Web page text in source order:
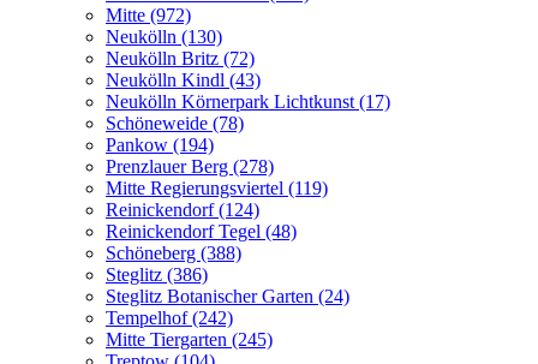
Mitte (972)
Neukölln (130)
Neukölln Britz (72)
Neukölln Kindl (43)
Neukölln Körnerpark Lichtkunst (17)
Schöneweide (78)
Pankow (194)
Prenzlauer Berg (278)
Mitte Regierungsviertel (119)
Reinickendorf (124)
Reinickendorf Tegel (48)
Schöneberg (388)
Steglitz (386)
Steglitz Botanischer Garten (24)
Tempelhof (242)
Mitte Tiergarten (245)